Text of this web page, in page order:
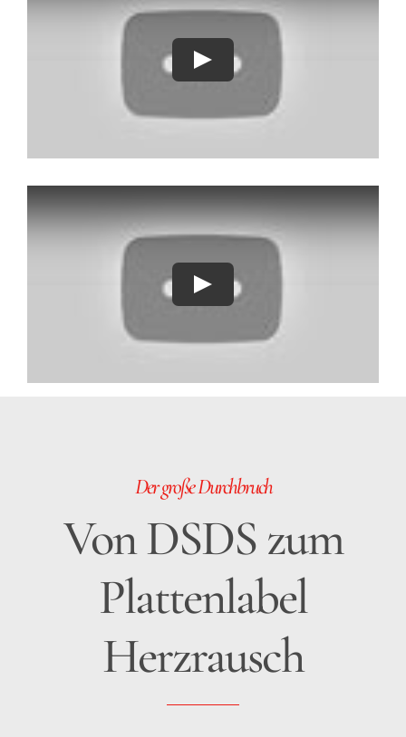
Play
Play
Der große Durchbruch
Von DSDS zum
Plattenlabel
Herzrausch